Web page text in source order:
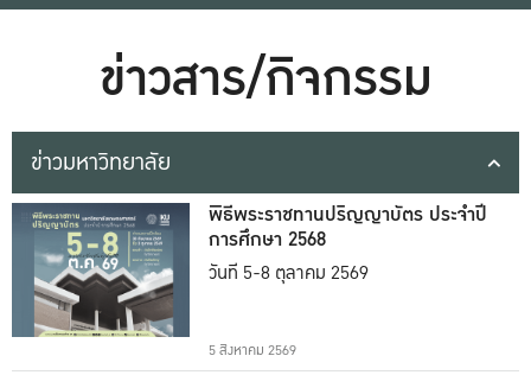
ข่าวสาร/กิจกรรม
ข่าวมหาวิทยาลัย
พิธีพระราชทานปริญญาบัตร ประจำปี
การศึกษา 2568
วันที่ 5-8 ตุลาคม 2569
5 สิงหาคม 2569